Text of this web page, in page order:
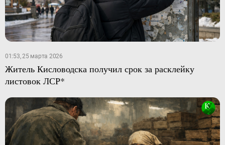
01:53, 25 марта 2026
Житель Кисловодска получил срок за расклейку
листовок ЛСР*